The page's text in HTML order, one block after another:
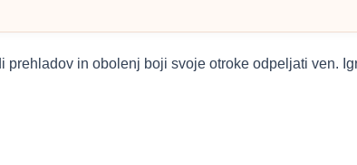
in obolenj boji svoje otroke odpeljati ven.